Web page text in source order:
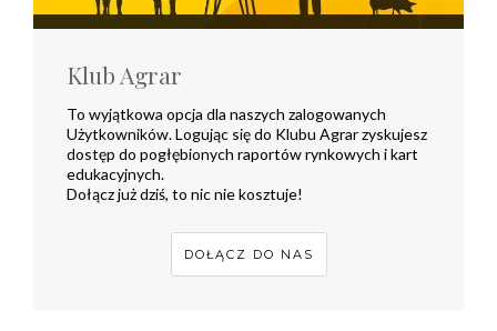
Klub Agrar
To wyjątkowa opcja dla naszych zalogowanych
Użytkowników. Logując się do Klubu Agrar zyskujesz
dostęp do pogłębionych raportów rynkowych i kart
edukacyjnych.
Dołącz już dziś, to nic nie kosztuje!
DOŁĄCZ DO NAS